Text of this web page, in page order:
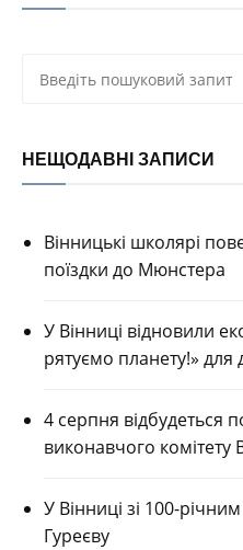
НЕЩОДАВНІ ЗАПИСИ
Вінницькі школярі
поїздки до Мюнстера
У Вінниці відновили
рятуємо планету!» для
4 серпня відбудеться
виконавчого комітету
У Вінниці зі 100-
Гуреєву